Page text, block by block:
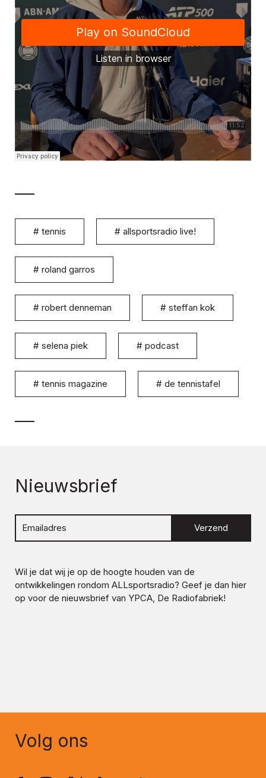
# tennis # allsportsradio live!
# roland garros
# robert denneman # steffan kok
# selena piek # podcast
# tennis magazine # de tennistafel
Nieuwsbrief
Verzend
Wil je dat wij je op de hoogte houden van de
ontwikkelingen rondom ALLsportsradio? Geef je dan hier
op voor de nieuwsbrief van YPCA, De Radiofabriek!
Volg ons